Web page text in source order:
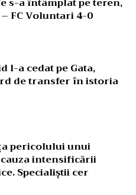
FC Voluntari 4-0
l-a cedat pe Gata,
de transfer în istoria
pericolului unui
intensificării
Specialiștii cer